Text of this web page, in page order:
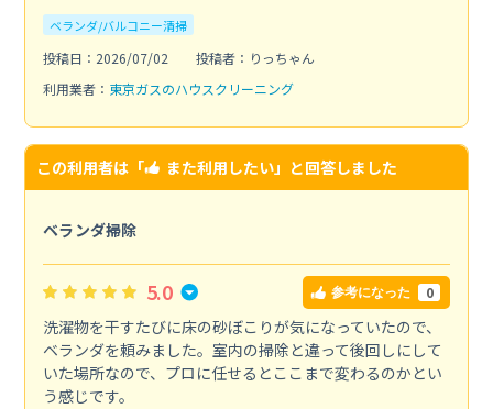
ベランダ/バルコニー清掃
投稿日：2026/07/02
投稿者：りっちゃん
利用業者： 東京ガスのハウスクリーニング
この利用者は「 また利用したい」と回答しました
ベランダ掃除
5.0 参考になった 0
洗濯物を干すたびに床の砂ぼこりが気になっていたので、
ベランダを頼みました。室内の掃除と違って後回しにして
いた場所なので、プロに任せるとここまで変わるのかとい
う感じです。